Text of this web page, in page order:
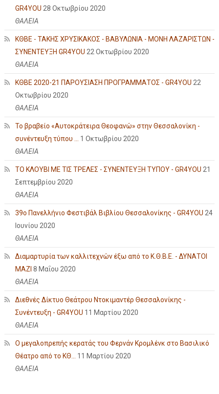
GR4YOU 28 Οκτωβρίου 2020
ΘΑΛΕΙΑ
ΚΘΒΕ - ΤΑΚΗΣ ΧΡΥΣΙΚΑΚΟΣ - ΒΑΒΥΛΩΝΙΑ - ΜΟΝΗ ΛΑΖΑΡΙΣΤΩΝ -
ΣΥΝΕΝΤΕΥΞΗ GR4YOU 22 Οκτωβρίου 2020
ΘΑΛΕΙΑ
ΚΘΒΕ 2020-21 ΠΑΡΟΥΣΙΑΣΗ ΠΡΟΓΡΑΜΜΑΤΟΣ - GR4YOU 22
Οκτωβρίου 2020
ΘΑΛΕΙΑ
Το βραβείο «Αυτοκράτειρα Θεοφανώ» στην Θεσσαλονίκη -
συνέντευξη τύπου ...
1 Οκτωβρίου 2020
ΘΑΛΕΙΑ
ΤΟ ΚΛΟΥΒΙ ΜΕ ΤΙΣ ΤΡΕΛΕΣ - ΣΥΝΕΝΤΕΥΞΗ ΤΥΠΟΥ - GR4YOU 21
Σεπτεμβρίου 2020
ΘΑΛΕΙΑ
39ο Πανελλήνιο Φεστιβάλ Βιβλίου Θεσσαλονίκης - GR4YOU 24
Ιουνίου 2020
ΘΑΛΕΙΑ
Διαμαρτυρία των καλλιτεχνών έξω από το Κ.Θ.Β.Ε. - ΔΥΝΑΤΟΙ
ΜΑΖΙ 8 Μαΐου 2020
ΘΑΛΕΙΑ
Διεθνές Δίκτυο Θεάτρου Ντοκιμαντέρ Θεσσαλονίκης -
Συνέντευξη - GR4YOU 11 Μαρτίου 2020
ΘΑΛΕΙΑ
Ο μεγαλοπρεπής κερατάς του Φερνάν Κρομλένκ στο Βασιλικό
Θέατρο από το ΚΘ...
11 Μαρτίου 2020
ΘΑΛΕΙΑ